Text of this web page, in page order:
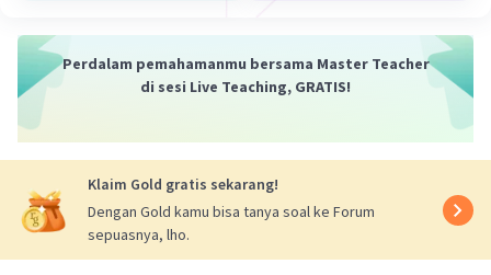
Membantu dalam memahami proses
pembangunan . Sosiologi pembangunan
komprehensif tentang proses
yang mempengaruhi hingga dampak yang
ditimbulkan.
Perdalam pemahamanmu bersama Master Teacher
di sesi Live Teaching, GRATIS!
Klaim Gold gratis sekarang!
Dengan Gold kamu bisa tanya soal ke Forum
sepuasnya, lho.